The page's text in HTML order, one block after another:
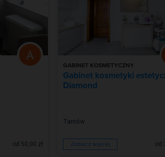
od 50,00 zł
GABINET KOSMETYCZNY
Gabinet kosmetyki
Diamond
Tarnów
Zobacz więcej od